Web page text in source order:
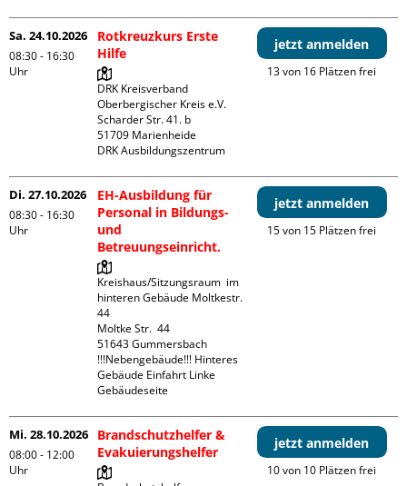
Sa. 24.10.2026
08:30 - 16:30
Uhr
Rotkreuzkurs Erste
Hilfe
DRK Kreisverband
Oberbergischer Kreis e.V.
Scharder Str. 41. b
51709 Marienheide
DRK Ausbildungszentrum
jetzt anmelden
13 von 16 Plätzen frei
Di. 27.10.2026
08:30 - 16:30
Uhr
EH-Ausbildung für
Personal in Bildungs-
und
Betreuungseinricht.
Kreishaus/Sitzungsraum  im
hinteren Gebäude Moltkestr.
44
Moltke Str.  44
51643 Gummersbach
!!!Nebengebäude!!! Hinteres
Gebäude Einfahrt Linke
Gebäudeseite
jetzt anmelden
15 von 15 Plätzen frei
Mi. 28.10.2026
08:00 - 12:00
Uhr
Brandschutzhelfer &
Evakuierungshelfer
jetzt anmelden
10 von 10 Plätzen frei